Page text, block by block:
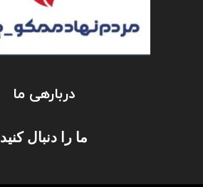
دربارهی ما
ما را دنبال کنید